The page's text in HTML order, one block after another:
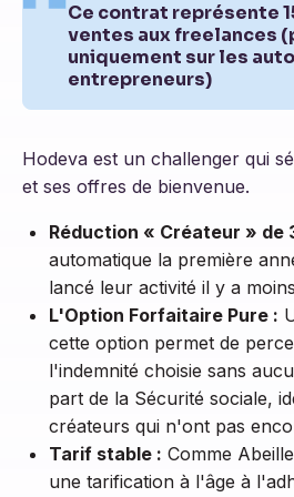
Ce contrat représente
ventes aux freelances
uniquement sur les
entrepreneurs)
Hodeva est un challenger qui
et ses offres de bienvenue.
Réduction « Créateur » de
automatique la première
lancé leur activité il y a
L'Option Forfaitaire Pure :
cette option permet de
l'indemnité choisie sans
part de la Sécurité sociale,
créateurs qui n'ont pas
Tarif stable : Comme
une tarification à l'âge à